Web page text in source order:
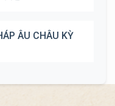
ÂU CHÂU KỲ